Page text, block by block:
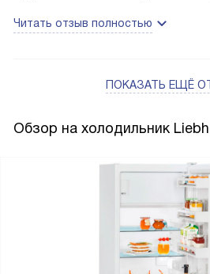
отлично. Мама очень довольна.
Читать отзыв полностью
ПОКАЗАТЬ ЕЩЁ
Обзор на холодильник